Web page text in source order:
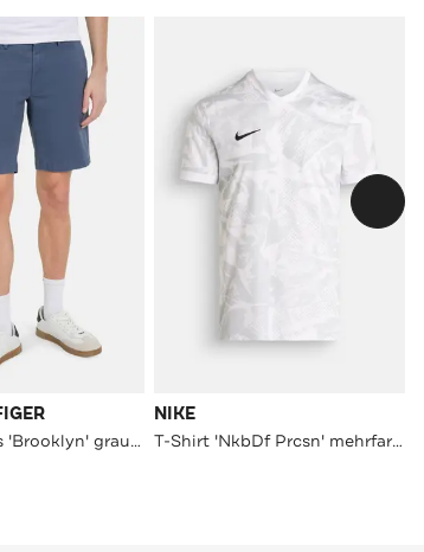
Chino-Shorts 'Brooklyn' graublau
NIKE
T-Shirt 'NkbDf Prcsn' mehrfarbig